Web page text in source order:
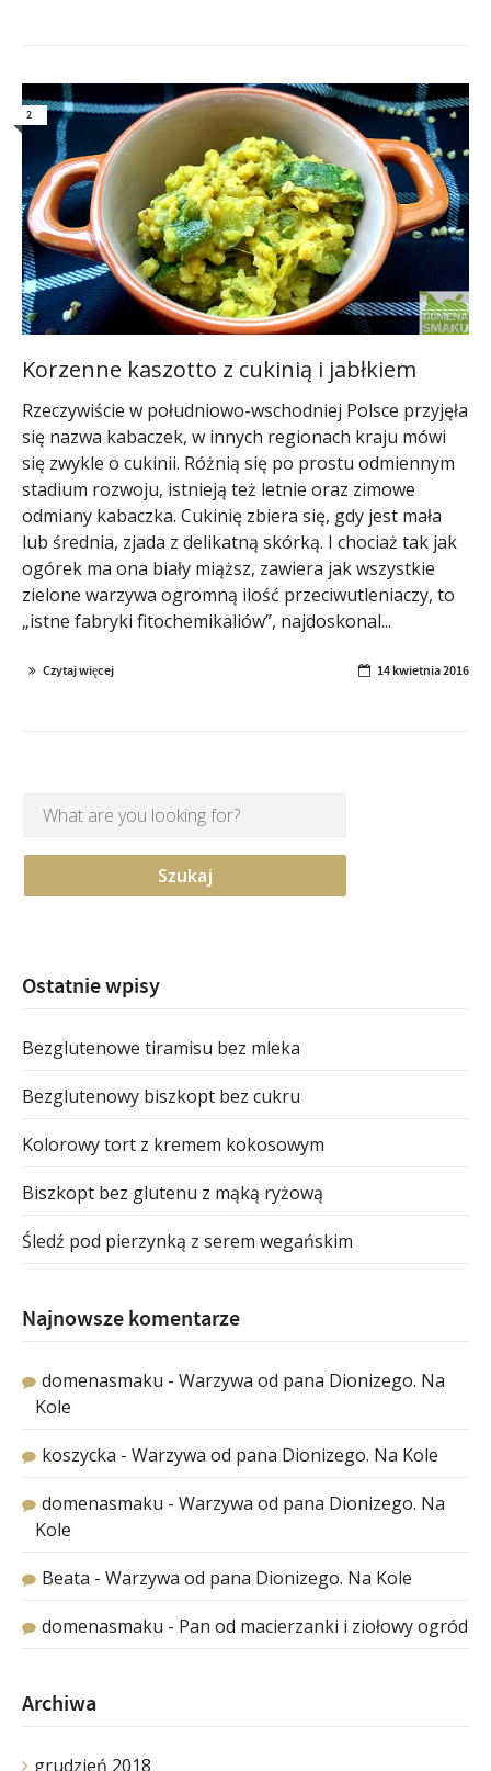
2
Korzenne kaszotto z cukinią i jabłkiem
Rzeczywiście w południowo-wschodniej Polsce przyjęła
się nazwa kabaczek, w innych regionach kraju mówi
się zwykle o cukinii. Różnią się po prostu odmiennym
stadium rozwoju, istnieją też letnie oraz zimowe
odmiany kabaczka. Cukinię zbiera się, gdy jest mała
lub średnia, zjada z delikatną skórką. I chociaż tak jak
ogórek ma ona biały miąższ, zawiera jak wszystkie
zielone warzywa ogromną ilość przeciwutleniaczy, to
„istne fabryki fitochemikaliów”, najdoskonal...
Czytaj więcej 14 kwietnia 2016
Ostatnie wpisy
Bezglutenowe tiramisu bez mleka
Bezglutenowy biszkopt bez cukru
Kolorowy tort z kremem kokosowym
Biszkopt bez glutenu z mąką ryżową
Śledź pod pierzynką z serem wegańskim
Najnowsze komentarze
domenasmaku - Warzywa od pana Dionizego. Na
Kole
koszycka - Warzywa od pana Dionizego. Na Kole
domenasmaku - Warzywa od pana Dionizego. Na
Kole
Beata - Warzywa od pana Dionizego. Na Kole
domenasmaku - Pan od macierzanki i ziołowy ogród
Archiwa
grudzień 2018